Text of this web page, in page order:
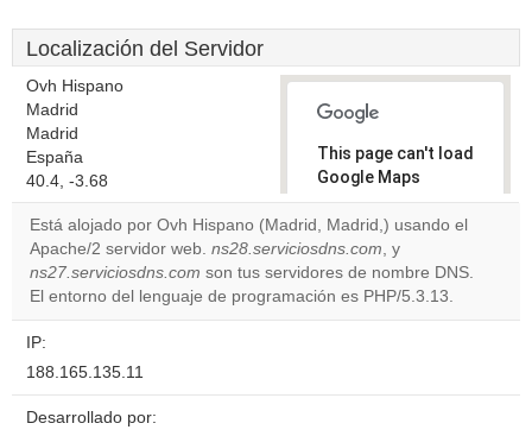
Localización del Servidor
Ovh Hispano
Madrid
Madrid
España
40.4, -3.68
This page can't load
Google Maps
correctly.
Do you
own this
website?
OK
Está alojado por Ovh Hispano (Madrid, Madrid,) usando el
Apache/2 servidor web. ns28.serviciosdns.com, y
ns27.serviciosdns.com son tus servidores de nombre DNS.
El entorno del lenguaje de programación es PHP/5.3.13.
IP:
188.165.135.11
Desarrollado por: